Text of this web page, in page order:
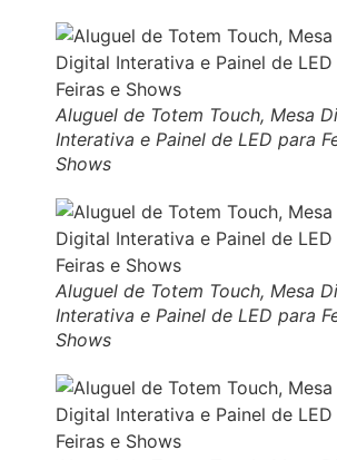
Aluguel de Totem Touch, Mesa
Interativa e Painel de LED para
Shows
Aluguel de Totem Touch, Mesa
Interativa e Painel de LED para
Shows